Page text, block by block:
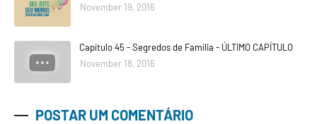
November 19, 2016
Capítulo 45 - Segredos de Família - ÚLTIMO CAPÍTULO
November 18, 2016
POSTAR UM COMENTÁRIO